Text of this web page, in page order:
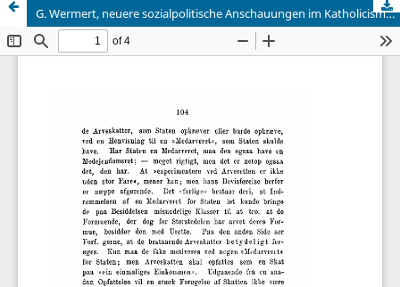
G. Wermert, neuere sozialpolitische Anschauungen im Katholicismus innerhalb Deutschlands. Jena. Verlag von Gustav Fischer. 1885. (114 S.) (2 M.)